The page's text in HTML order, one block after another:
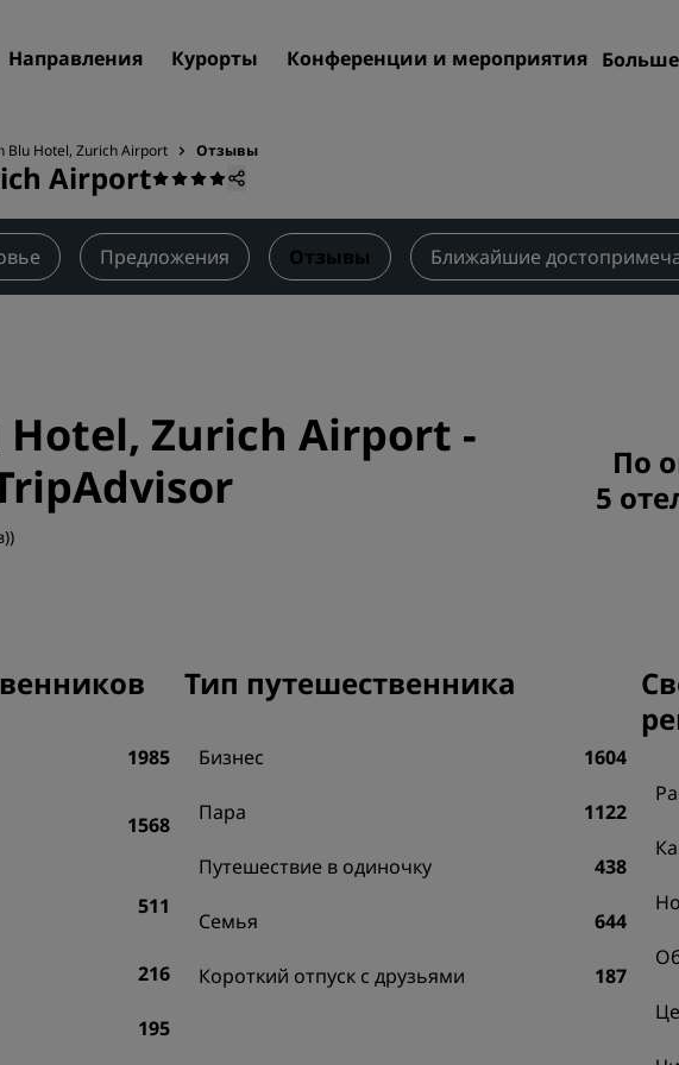
Направления Курорты Конференции и мероприятия Больше
Направления
Курорты
Конференции и
Откройте для себя
Направления для
Поиск ресторана
Blu Hotel, Zurich Airport Отзывы
Airport
Предложения Отзывы Ближайшие
Hotel, Zurich Airport -
По
5
1985
1568
511
216
195
Тип путешественника
Бизнес 1604
Пара 1122
Путешествие в одиночку 438
Семья 644
Короткий отпуск с друзьями 187